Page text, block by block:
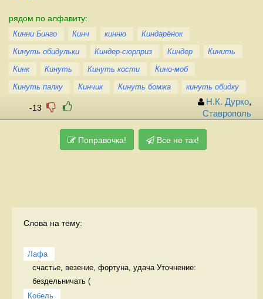
рядом по алфавиту:
Кинни Бинго Кинч кинню
Киндарёнок
Кинуть обидульки
Киндер-сюрприз Киндер
Кинить
Кинк
Кинуть Кинуть кости
Кино-моб
Кинуть палку
Кинчик Кинуть бомжа кинуть обидку
-13
Н.К. Дурко,
Ставрополь
Поправочка! Все не так!
Слова на тему:
Лафа
счастье, везение, фортуна, удача Уточнение:
бездельничать (
Кобель